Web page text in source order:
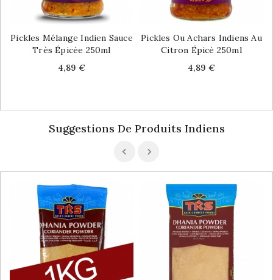
Pickles Mélange Indien Sauce
Très Épicée 250ml
Price
4,89 €
Pickles Ou Achars Indiens Au
Citron Épicé 250ml
Price
4,89 €
Suggestions De Produits Indiens